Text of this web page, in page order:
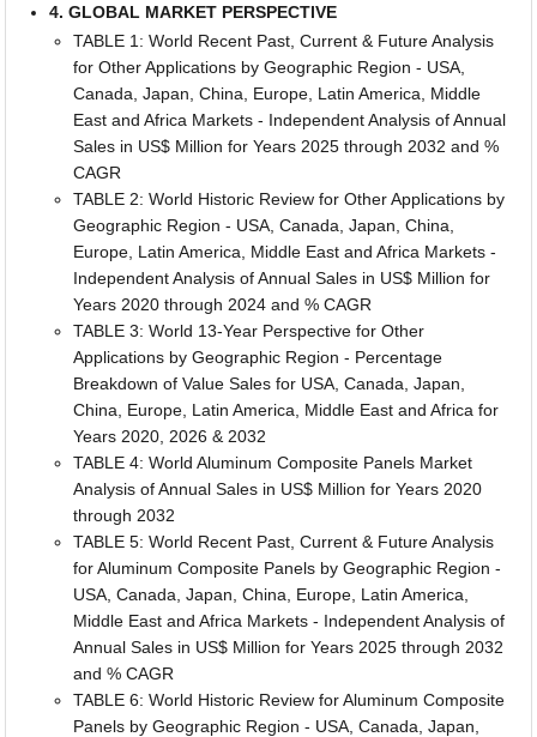
4. GLOBAL MARKET PERSPECTIVE
TABLE 1: World Recent Past, Current & Future Analysis
for Other Applications by Geographic Region - USA,
Canada, Japan, China, Europe, Latin America, Middle
East and Africa Markets - Independent Analysis of Annual
Sales in US$ Million for Years 2025 through 2032 and %
CAGR
TABLE 2: World Historic Review for Other Applications by
Geographic Region - USA, Canada, Japan, China,
Europe, Latin America, Middle East and Africa Markets -
Independent Analysis of Annual Sales in US$ Million for
Years 2020 through 2024 and % CAGR
TABLE 3: World 13-Year Perspective for Other
Applications by Geographic Region - Percentage
Breakdown of Value Sales for USA, Canada, Japan,
China, Europe, Latin America, Middle East and Africa for
Years 2020, 2026 & 2032
TABLE 4: World Aluminum Composite Panels Market
Analysis of Annual Sales in US$ Million for Years 2020
through 2032
TABLE 5: World Recent Past, Current & Future Analysis
for Aluminum Composite Panels by Geographic Region -
USA, Canada, Japan, China, Europe, Latin America,
Middle East and Africa Markets - Independent Analysis of
Annual Sales in US$ Million for Years 2025 through 2032
and % CAGR
TABLE 6: World Historic Review for Aluminum Composite
Panels by Geographic Region - USA, Canada, Japan,